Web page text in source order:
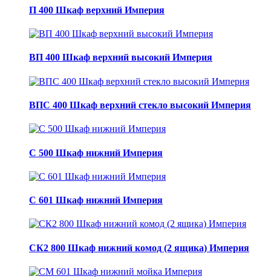
П 400 Шкаф верхний Империя
ВП 400 Шкаф верхний высокий Империя
ВПС 400 Шкаф верхний стекло высокий Империя
С 500 Шкаф нижний Империя
С 601 Шкаф нижний Империя
СК2 800 Шкаф нижний комод (2 ящика) Империя